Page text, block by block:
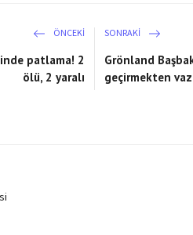
ÖNCEKI
patlama! 2
ölü, 2 yaralı
SONRAKI
Grönland
geçirmekten